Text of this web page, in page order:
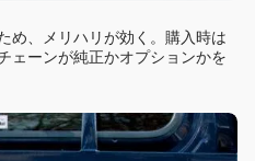
め、メリハリが効く。購入時は
ェーンが純正かオプションかを